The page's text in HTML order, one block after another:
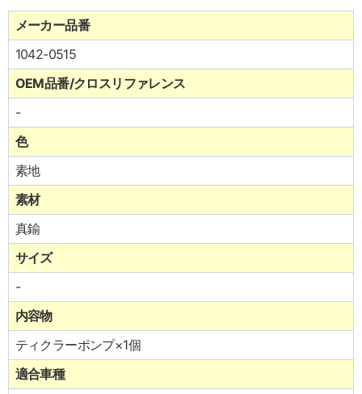
メーカー品番
1042-0515
OEM品番/クロスリファレンス
-
色
素地
素材
真鍮
サイズ
-
内容物
ティクラーポンプ×1個
適合車種